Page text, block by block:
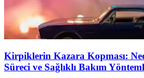
Kirpiklerin Kazara Kopması:
Süreci ve Sağlıklı Bakım